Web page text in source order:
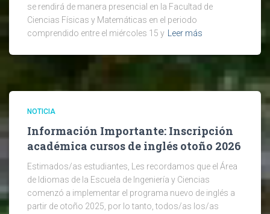
se rendirá de manera presencial en la Facultad de
Ciencias Físicas y Matemáticas en el periodo
comprendido entre el miércoles 15 y Leer más
NOTICIA
Información Importante: Inscripción
académica cursos de inglés otoño 2026
Estimados/as estudiantes, Les recordamos que el Área
de Idiomas de la Escuela de Ingeniería y Ciencias
comenzó a implementar el programa nuevo de inglés a
partir de otoño 2025, por lo tanto, todos/as los/as